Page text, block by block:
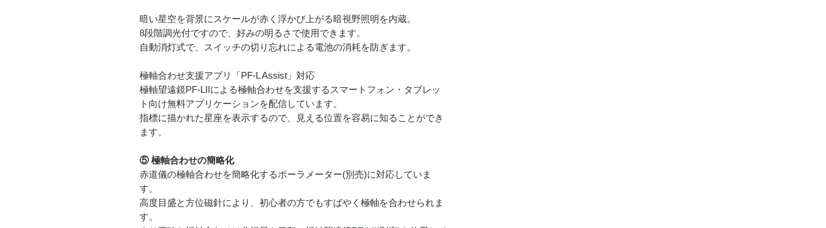
暗い星空を背景にスケールが赤く浮かび上がる暗視野照明を内蔵。
8段階調光付ですので、好みの明るさで使用できます。
自動消灯式で、スイッチの切り忘れによる電池の消耗を防ぎます。
極軸合わせ支援アプリ「PF-L Assist」対応
極軸望遠鏡PF-LIIによる極軸合わせを支援するスマートフォン・タブレッ
ト向け無料アプリケーションを配信しています。
指標に描かれた星座を表示するので、見える位置を容易に知ることができ
ます。
⑤ 極軸合わせの簡略化
赤道儀の極軸合わせを簡略化するポーラメーター(別売)に対応していま
す。
高度目盛と方位磁針により、初心者の方でもすばやく極軸を合わせられま
す。